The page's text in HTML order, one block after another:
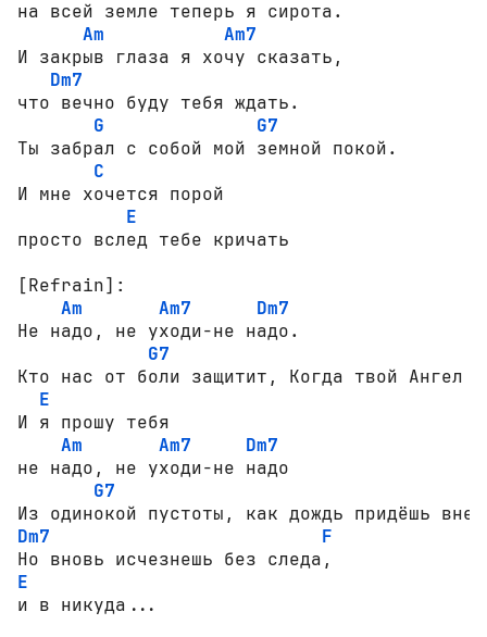
на всей земле теперь я сирота.
Am
Am7
И закрыв глаза я хочу сказать,
Dm7
что вечно буду тебя ждать.
G
G7
Ты забрал с собой мой земной покой.
C
И мне хочется порой
E
просто вслед тебе кричать
[Refrain]:
Am
Am7
Dm7
Не надо, не уходи-не надо.
G7
Кто нас от боли защитит, Когда твой Ангел
E
И я прошу тебя
Am
Am7
Dm7
не надо, не уходи-не надо
G7
Dm7
F
E
и в никуда...